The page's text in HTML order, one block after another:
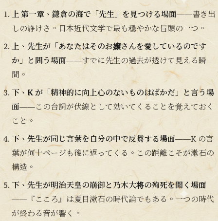
上 第一章、鎌倉の海で「先生」を見つける場面——書き出
しの静けさ。日本近代文学で最も穏やかな冒頭の一つ。
上、先生が「あなたはそのお嬢さんを愛しているのです
か」と問う場面——すでに先生の過去が透けて見える瞬
間。
下、K が「精神的に向上心のないものはばかだ」と言う場
面——この台詞が伏線として効いてくることを覚えておく
こと。
下、先生が同じ言葉を自分の中で反芻する場面——K の言
葉が何十ページも後に返ってくる。この距離こそが漱石の
構造。
下、先生が明治天皇の崩御と乃木大将の殉死を聞く場面
——『こころ』は夏目漱石の時代論でもある。一つの時代
が終わる音が響く。